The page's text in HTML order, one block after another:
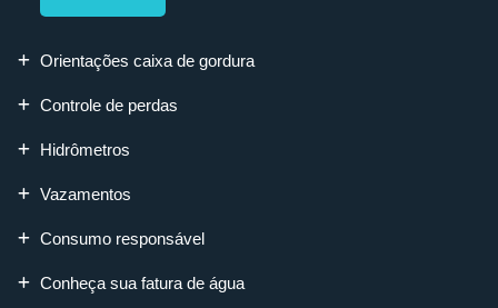
Orientações caixa de gordura
Controle de perdas
Hidrômetros
Vazamentos
Consumo responsável
Conheça sua fatura de água